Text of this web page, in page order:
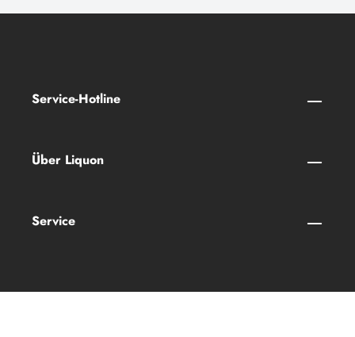
Service-Hotline
Über Liquon
Service